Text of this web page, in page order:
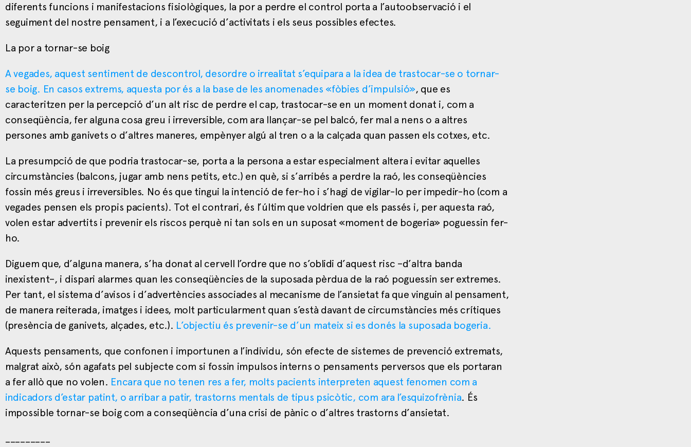
diferents funcions i manifestacions fisiològiques, la por a perdre el control porta a l’autoobservació i el
seguiment del nostre pensament, i a l’execució d’activitats i els seus possibles efectes.
La por a tornar-se boig
A vegades, aquest sentiment de descontrol, desordre o irrealitat s’equipara a la idea de trastocar-se o tornar-
se boig. En casos extrems, aquesta por és a la base de les anomenades «fòbies d’impulsió», que es
caracteritzen per la percepció d’un alt risc de perdre el cap, trastocar-se en un moment donat i, com a
conseqüència, fer alguna cosa greu i irreversible, com ara llançar-se pel balcó, fer mal a nens o a altres
persones amb ganivets o d’altres maneres, empènyer algú al tren o a la calçada quan passen els cotxes, etc.
La presumpció de que podria trastocar-se, porta a la persona a estar especialment altera i evitar aquelles
circumstàncies (balcons, jugar amb nens petits, etc.) en què, si s’arribés a perdre la raó, les conseqüències
fossin més greus i irreversibles. No és que tingui la intenció de fer-ho i s’hagi de vigilar-lo per impedir-ho (com a
vegades pensen els propis pacients). Tot el contrari, és l’últim que voldrien que els passés i, per aquesta raó,
volen estar advertits i prevenir els riscos perquè ni tan sols en un suposat «moment de bogeria» poguessin fer-
ho.
Diguem que, d’alguna manera, s’ha donat al cervell l’ordre que no s’oblidi d’aquest risc –d’altra banda
inexistent–, i dispari alarmes quan les conseqüències de la suposada pèrdua de la raó poguessin ser extremes.
Per tant, el sistema d’avisos i d’advertències associades al mecanisme de l’ansietat fa que vinguin al pensament,
de manera reiterada, imatges i idees, molt particularment quan s’està davant de circumstàncies més crítiques
(presència de ganivets, alçades, etc.). L’objectiu és prevenir-se d’un mateix si es donés la suposada bogeria.
Aquests pensaments, que confonen i importunen a l’individu, són efecte de sistemes de prevenció extremats,
malgrat això, són agafats pel subjecte com si fossin impulsos interns o pensaments perversos que els portaran
a fer allò que no volen. Encara que no tenen res a fer, molts pacients interpreten aquest fenomen com a
indicadors d’estar patint, o arribar a patir, trastorns mentals de tipus psicòtic, com ara l’esquizofrènia. És
impossible tornar-se boig com a conseqüència d’una crisi de pànic o d’altres trastorns d’ansietat.
_________